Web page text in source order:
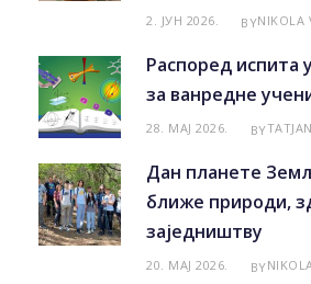
2. ЈУН 2026. BYNIKOLA
Распоред испита
за ванредне
28. МАЈ 2026. BY
Дан планете
ближе природи,
заједништву
20. МАЈ 2026. BY